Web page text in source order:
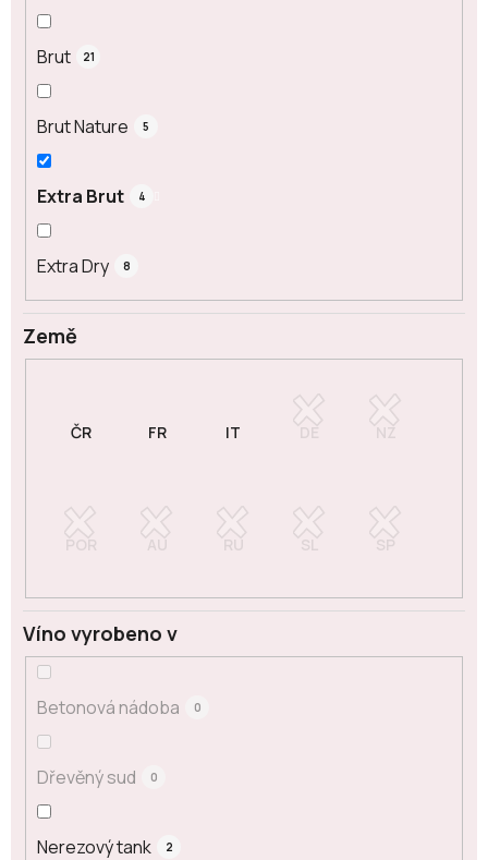
Země
Brut 21
Brut Nature 5
Extra Brut 4
Extra Dry 8
Víno vyrobeno v
Betonová nádoba 0
Dřevěný sud 0
Nerezový tank 2